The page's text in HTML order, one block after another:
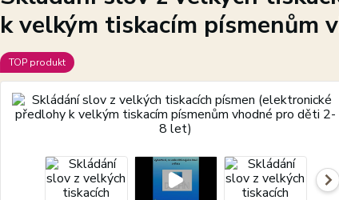
k velkým tiskacím písmenům
TOP produkt